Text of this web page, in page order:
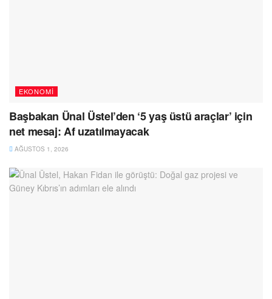
EKONOMI
Başbakan Ünal Üstel’den ‘5 yaş üstü araçlar’ için
net mesaj: Af uzatılmayacak
AĞUSTOS 1, 2026